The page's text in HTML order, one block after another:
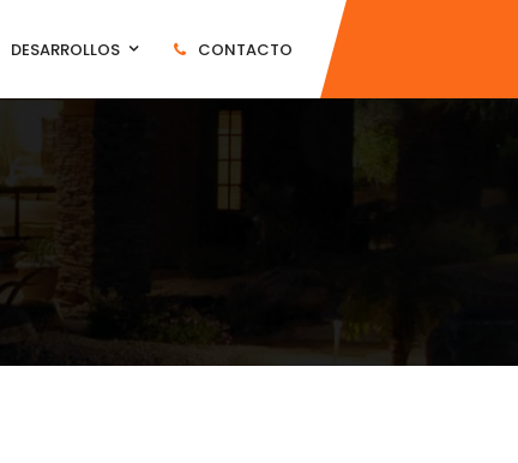
DESARROLLOS CONTACTO